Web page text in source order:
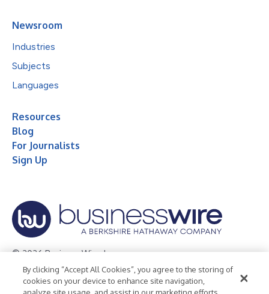
Newsroom
Industries
Subjects
Languages
Resources
Blog
For Journalists
Sign Up
© 2026 Business Wire, Inc.
Privacy Policy Cookie Policy
Accessibility Statement
By clicking “Accept All Cookies”, you agree to the storing of
cookies on your device to enhance site navigation,